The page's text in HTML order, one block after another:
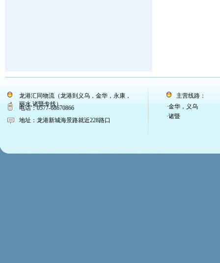
龙港汇同物流（龙港到义乌，金华，永康，
丽水,诸暨专线）
电话：0577-68670866
地址：龙港新城海景路就近228路口
主营线路：
·金华，义乌
·诸暨